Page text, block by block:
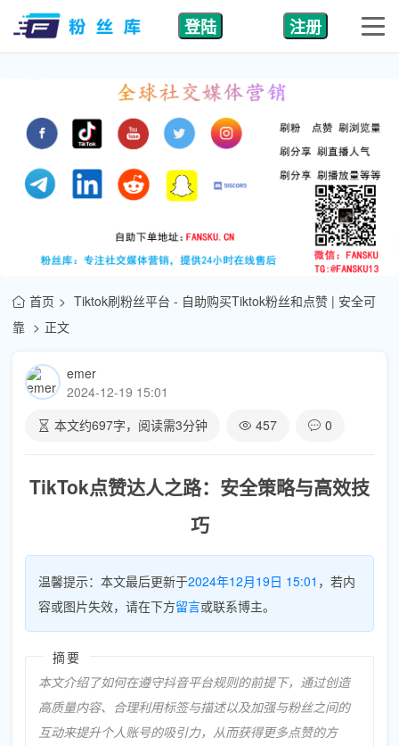
登陆 注册
首页
Tiktok刷粉丝平台 - 自助购买Tiktok粉丝和点赞 | 安全可
靠
正文
emer
2024-12-19 15:01
本文约697字，阅读需3分钟 457 0
TikTok点赞达人之路：安全策略与高效技
巧
温馨提示：本文最后更新于2024年12月19日 15:01 ，若内
容或图片失效，请在下方留言或联系博主。
摘要
本文介绍了如何在遵守抖音平台规则的前提下，通过创造
高质量内容、合理利用标签与描述以及加强与粉丝之间的
互动来提升个人账号的吸引力，从而获得更多点赞的方